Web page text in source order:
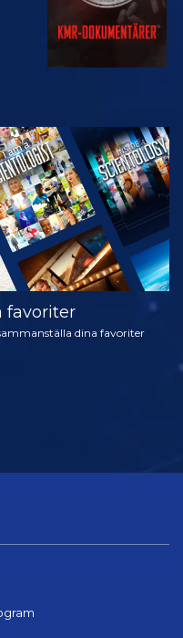
UTFORSKA
SERIEN
favoriter
dina favoriter